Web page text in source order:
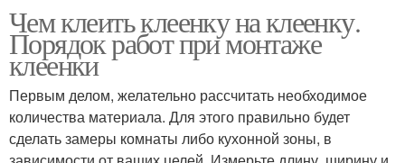
Чем клеить клеенку на клеенку.
Порядок работ при монтаже
клеенки
Первым делом, желательно рассчитать необходимое
количества материала. Для этого правильно будет
сделать замеры комнаты либо кухонной зоны, в